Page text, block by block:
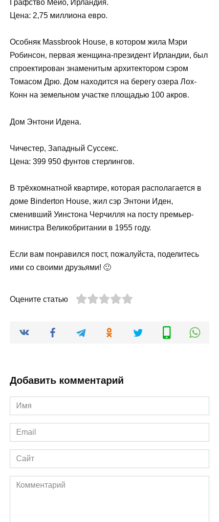
Графство Мейо, Ирландия.
Цена: 2,75 миллиона евро.
Особняк Massbrook House, в котором жила Мэри
Робинсон, первая женщина-президент Ирландии, был
спроектирован знаменитым архитектором сэром
Томасом Дрю. Дом находится на берегу озера Лох-
Конн на земельном участке площадью 100 акров.
Дом Энтони Идена.
Чичестер, Западный Суссекс.
Цена: 399 950 фунтов стерлингов.
В трёхкомнатной квартире, которая располагается в
доме Binderton House, жил сэр Энтони Иден,
сменивший Уинстона Черчилля на посту премьер-
министра Великобритании в 1955 году.
Если вам понравился пост, пожалуйста, поделитесь
ими со своими друзьями! 🙂
Оцените статью
Добавить комментарий
Имя
*
Email
*
Сайт
Комментарий